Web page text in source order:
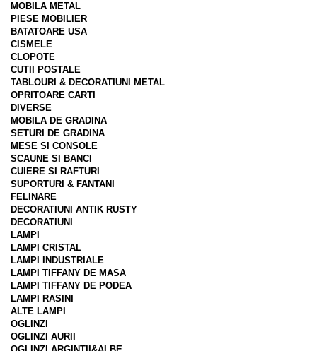
MOBILA METAL
PIESE MOBILIER
BATATOARE USA
CISMELE
CLOPOTE
CUTII POSTALE
TABLOURI & DECORATIUNI METAL
OPRITOARE CARTI
DIVERSE
MOBILA DE GRADINA
SETURI DE GRADINA
MESE SI CONSOLE
SCAUNE SI BANCI
CUIERE SI RAFTURI
SUPORTURI & FANTANI
FELINARE
DECORATIUNI ANTIK RUSTY
DECORATIUNI
LAMPI
LAMPI CRISTAL
LAMPI INDUSTRIALE
LAMPI TIFFANY DE MASA
LAMPI TIFFANY DE PODEA
LAMPI RASINI
ALTE LAMPI
OGLINZI
OGLINZI AURII